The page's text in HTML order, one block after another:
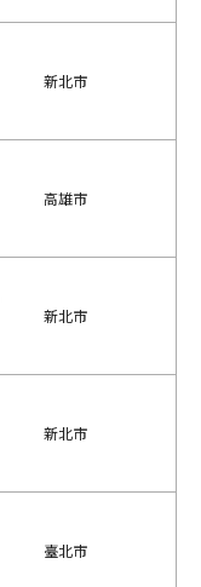
新北市
高雄市
新北市
新北市
臺北市